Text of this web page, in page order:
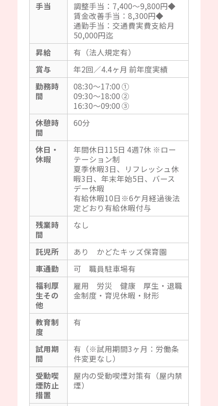
手当
調整手当：7,400～9,800円◆
賃金改善手当：8,300円◆
通勤手当：交通費実費支給月
50,000円迄
昇給
有（法人規定有）
賞与
年2回／4.4ヶ月 前年度実績
勤務時
間
08:30～17:00 ①
09:30～18:00 ②
16:30～09:00 ③
休憩時
間
60分
休日・
休暇
年間休日115日 4週7休 ※ロー
テーション制
夏季休暇3日、リフレッシュ休
暇3日、年末年始5日、バース
デー休暇
有給休暇10日※6ケ月経過後法
定どおり有給休暇付与
残業時
間
なし
託児所
あり かどたキッズ保育園
車通勤
可 職員駐車場有
福利厚
生その
他
雇用 労災 健康 厚生・退職
金制度・育児休暇・財形
教育制
度
有
試用期
間
有（※試用期間3ヶ月：労働条
件変更なし）
受動喫
煙防止
措置
屋内の受動喫煙対策有（屋内禁
煙）